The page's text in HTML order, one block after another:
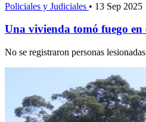
Policiales y Judiciales • 13 Sep 2025
Una vivienda tomó fuego
No se registraron personas